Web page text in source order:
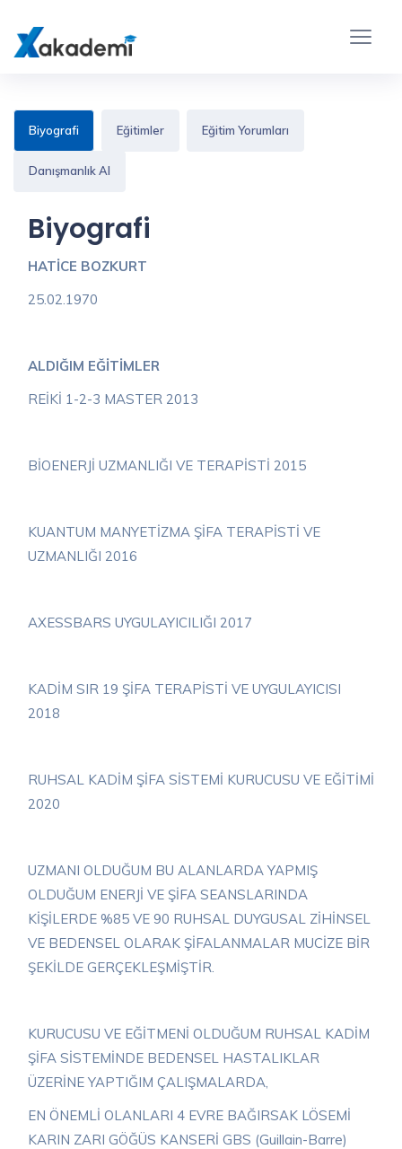
Biyografi Eğitimler Eğitim Yorumları
Danışmanlık Al
Biyografi
HATİCE BOZKURT
25.02.1970
ALDIĞIM EĞİTİMLER
REİKİ 1-2-3 MASTER 2013
BİOENERJİ UZMANLIĞI VE TERAPİSTİ 2015
KUANTUM MANYETİZMA ŞİFA TERAPİSTİ VE
UZMANLIĞI 2016
AXESSBARS UYGULAYICILIĞI 2017
KADİM SIR 19 ŞİFA TERAPİSTİ VE UYGULAYICISI
2018
RUHSAL KADİM ŞİFA SİSTEMİ KURUCUSU VE EĞİTİMİ
2020
UZMANI OLDUĞUM BU ALANLARDA YAPMIŞ
OLDUĞUM ENERJİ VE ŞİFA SEANSLARINDA
KİŞİLERDE %85 VE 90 RUHSAL DUYGUSAL ZİHİNSEL
VE BEDENSEL OLARAK ŞİFALANMALAR MUCİZE BİR
ŞEKİLDE GERÇEKLEŞMİŞTİR.
KURUCUSU VE EĞİTMENİ OLDUĞUM RUHSAL KADİM
ŞİFA SİSTEMİNDE BEDENSEL HASTALIKLAR
ÜZERİNE YAPTIĞIM ÇALIŞMALARDA,
EN ÖNEMLİ OLANLARI 4 EVRE BAĞIRSAK LÖSEMİ
KARIN ZARI GÖĞÜS KANSERİ GBS (Guillain-Barre)